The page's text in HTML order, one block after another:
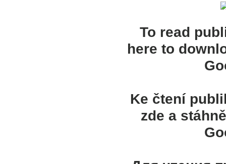
To read
here to
Ke čtení
zde a